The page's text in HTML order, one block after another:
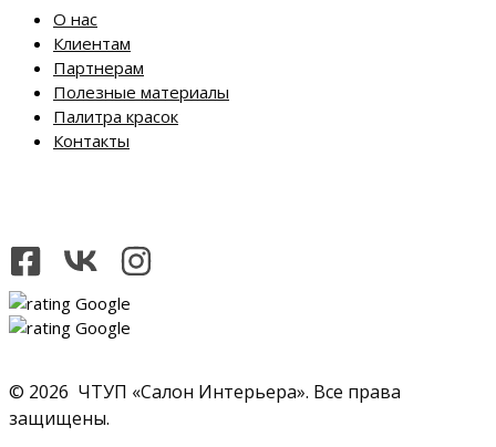
О нас
Клиентам
Партнерам
Полезные материалы
Палитра красок
Контакты
© 2026 ЧТУП «Салон Интерьера». Все права
защищены.